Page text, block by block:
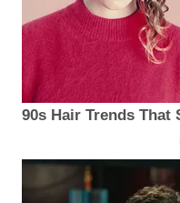
90s Hair Trends That